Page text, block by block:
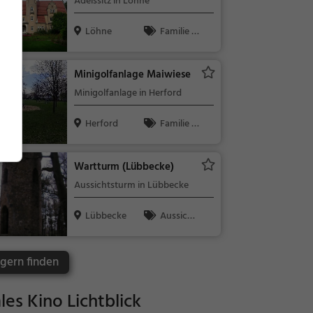
Löhne
Familie &
Minigolfanlage Maiwiese
Minigolfanlage in Herford
Herford
Familie &
Wartturm (Lübbecke)
Aussichtsturm in Lübbecke
Lübbecke
Aussicht
finden
Kino Lichtblick